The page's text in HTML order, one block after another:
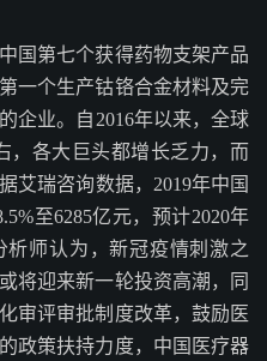
国第七个获得药物支架产品
一个生产钴铬合金材料及完
企业。自2016年以来，全球
，各大巨头都增长乏力，而
艾瑞咨询数据，2019年中国
至6285亿元，预计2020年
析师认为，新冠疫情刺激之
将迎来新一轮投资高潮，同
审评审批制度改革，鼓励医
政策扶持力度，中国医疗器